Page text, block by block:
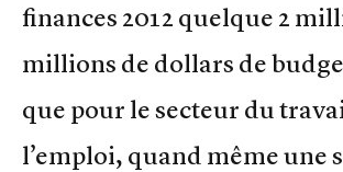
finances 2012 quelque 2
millions de dollars de
que pour le secteur du
l’emploi, quand même une